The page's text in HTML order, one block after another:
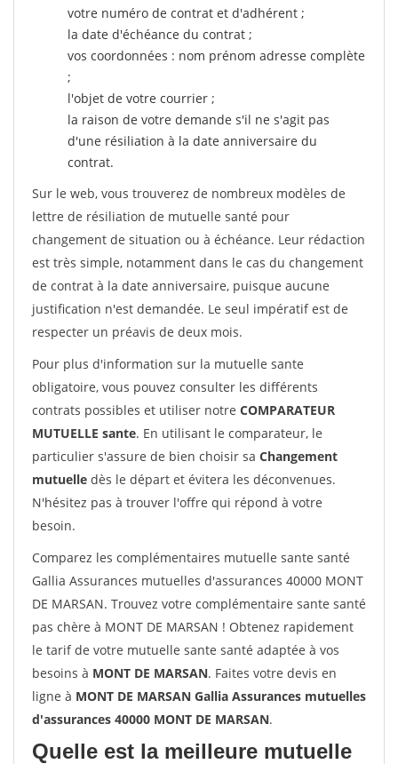
votre numéro de contrat et d'adhérent ;
la date d'échéance du contrat ;
vos coordonnées : nom prénom adresse complète
;
l'objet de votre courrier ;
la raison de votre demande s'il ne s'agit pas
d'une résiliation à la date anniversaire du
contrat.
Sur le web, vous trouverez de nombreux modèles de
lettre de résiliation de mutuelle santé pour
changement de situation ou à échéance. Leur rédaction
est très simple, notamment dans le cas du changement
de contrat à la date anniversaire, puisque aucune
justification n'est demandée. Le seul impératif est de
respecter un préavis de deux mois.
Pour plus d'information sur la mutuelle sante
obligatoire, vous pouvez consulter les différents
contrats possibles et utiliser notre COMPARATEUR
MUTUELLE sante. En utilisant le comparateur, le
particulier s'assure de bien choisir sa Changement
mutuelle dès le départ et évitera les déconvenues.
N'hésitez pas à trouver l'offre qui répond à votre
besoin.
Comparez les complémentaires mutuelle sante santé
Gallia Assurances mutuelles d'assurances 40000 MONT
DE MARSAN. Trouvez votre complémentaire sante santé
pas chère à MONT DE MARSAN ! Obtenez rapidement
le tarif de votre mutuelle sante santé adaptée à vos
besoins à MONT DE MARSAN. Faites votre devis en
ligne à MONT DE MARSAN Gallia Assurances mutuelles
d'assurances 40000 MONT DE MARSAN.
Quelle est la meilleure mutuelle